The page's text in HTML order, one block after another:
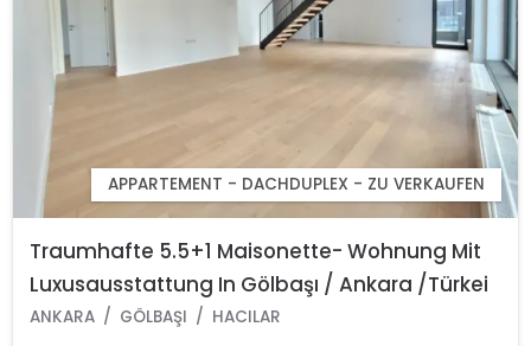
APPARTEMENT - DACHDUPLEX - ZU VERKAUFEN
Traumhafte 5.5+1 Maisonette- Wohnung Mit
Luxusausstattung In Gölbaşı / Ankara /Türkei
ANKARA GÖLBAŞI HACILAR